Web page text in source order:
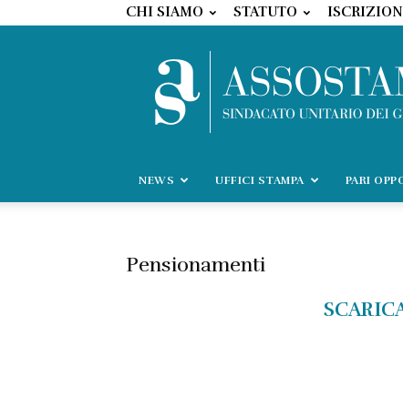
CHI SIAMO STATUTO
NEWS UFFICI STAMPA PARI
Pensionamenti